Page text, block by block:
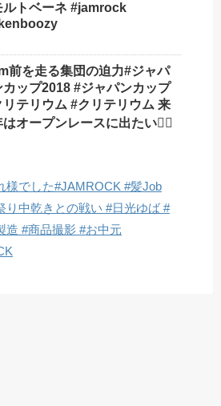
ルトベーネ #jamrock
前を走る集団の迫力️#ジャパ
カップ2018 #ジャパンカップ
リテリウム #クリテリウム 来
はオープンレースに出たい🚴‍♂️
様でした#JAMROCK #髪Job
り中乾きとの戦い #日光ゆば #
造 #商品撮影 #お中元